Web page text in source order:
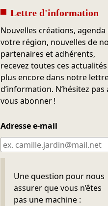
Lettre d'information
Nouvelles créations, agenda
votre région, nouvelles de
partenaires et adhérents,
recevez toutes ces
plus encore dans notre
d’information. N’hésitez pas
vous abonner !
Adresse e-mail
Une question pour nous
assurer que vous n’êtes
pas une machine :
Ne pas remplir